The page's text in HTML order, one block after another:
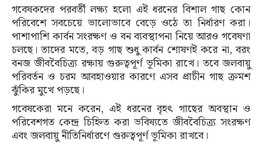
গবেষকদের পরবর্তী লক্ষ্য হলো এই ধরনের বিশাল গাছ কোন
পরিবেশে সবচেয়ে ভালোভাবে বেড়ে ওঠে তা নির্ধারণ করা।
পাশাপাশি কার্বন সংরক্ষণ ও বন ব্যবস্থাপনা নিয়ে আরও গবেষণা
চলছে। তাদের মতে, বড় গাছ শুধু কার্বন শোষণই করে না, বরং
বনজ জীববৈচিত্র্য রক্ষায় গুরুত্বপূর্ণ ভূমিকা রাখে। তবে জলবায়ু
পরিবর্তন ও চরম আবহাওয়ার কারণে এসব প্রাচীন গাছ ক্রমশ
ঝুঁকির মুখে পড়ছে।
গবেষকেরা মনে করেন, এই ধরনের বৃহৎ গাছের অবস্থান ও
পরিবেশগত কেন্দ্র চিহ্নিত করা ভবিষ্যতে জীববৈচিত্র্য সংরক্ষণ
এবং জলবায়ু নীতিনির্ধারণে গুরুত্বপূর্ণ ভূমিকা রাখবে।